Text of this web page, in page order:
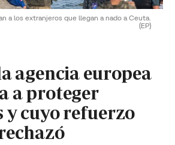
a los extranjeros que llegan a nado a Ceuta.
(EP)
agencia europea
a proteger
cuyo refuerzo